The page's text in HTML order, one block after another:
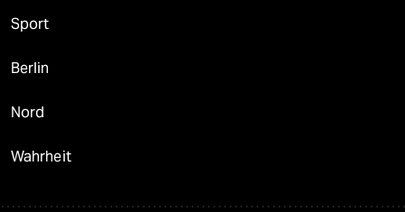
Sport
Berlin
Nord
Wahrheit